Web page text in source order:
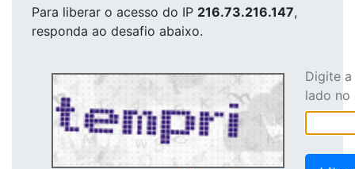
Para liberar o acesso do IP 216.73.216.147,
responda ao desafio abaixo.
Digite
lado no